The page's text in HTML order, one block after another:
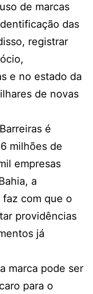
de marcas
das
registrar
e no estado da
de novas
é
milhões de
empresas
a
com que o
providências
já
marca pode ser
para o